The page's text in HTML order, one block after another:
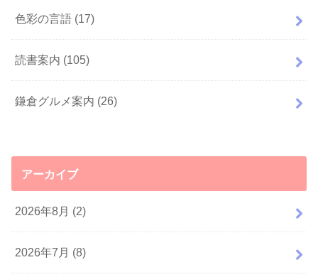
色彩の言語 (17)
読書案内 (105)
鎌倉グルメ案内 (26)
アーカイブ
2026年8月 (2)
2026年7月 (8)